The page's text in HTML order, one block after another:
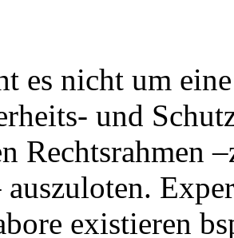
es nicht um
und
Rechts­rah­men
aus­zu­lo­ten.
exis­tie­ren